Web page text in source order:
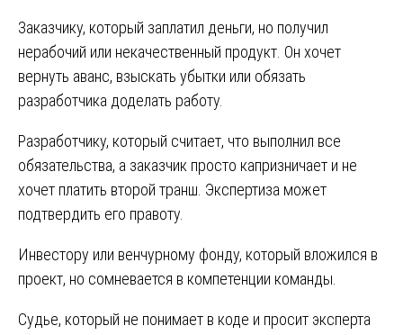
Заказчику, который заплатил деньги, но получил
нерабочий или некачественный продукт. Он хочет
вернуть аванс, взыскать убытки или обязать
разработчика доделать работу.
Разработчику, который считает, что выполнил все
обязательства, а заказчик просто капризничает и не
хочет платить второй транш. Экспертиза может
подтвердить его правоту.
Инвестору или венчурному фонду, который вложился в
проект, но сомневается в компетенции команды.
Судье, который не понимает в коде и просит эксперта